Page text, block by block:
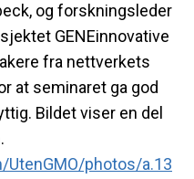
og forskningsleder
GENEinnovative
fra nettverkets
at seminaret ga god
Bildet viser en del
photos/a.13